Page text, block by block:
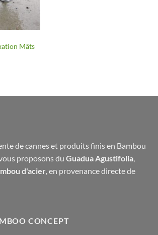
Mâts
de cannes et produits finis en Bambou
proposons du Guadua Agustifolia,
d'acier, en provenance directe de
CONCEPT